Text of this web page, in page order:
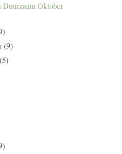
Duurzaam Oktober
(9)
(5)